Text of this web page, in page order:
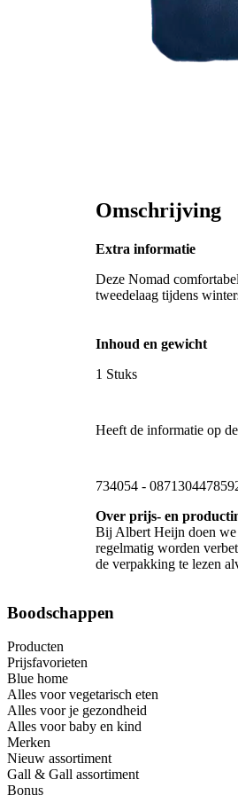
Omschrijving
Extra informatie
Deze Nomad
tweedelaag tijdens
Inhoud en gewicht
1 Stuks
Heeft de informatie op
734054 -
Over prijs- en
Bij Albert Heijn doen we
regelmatig worden
de verpakking te lezen
Boodschappen
Producten
Prijsfavorieten
Blue home
Alles voor vegetarisch eten
Alles voor je gezondheid
Alles voor baby en kind
Merken
Nieuw assortiment
Gall & Gall assortiment
Bonus